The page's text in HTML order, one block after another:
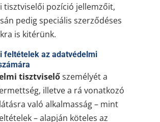
tisztviselői pozíció jellemzőit,
pedig speciális szerződéses
is kitérünk.
feltételek az adatvédelmi
tisztviselőszemélyét a
illetve a rá vonatkozó
való alkalmasság – mint
– alapján köteles az